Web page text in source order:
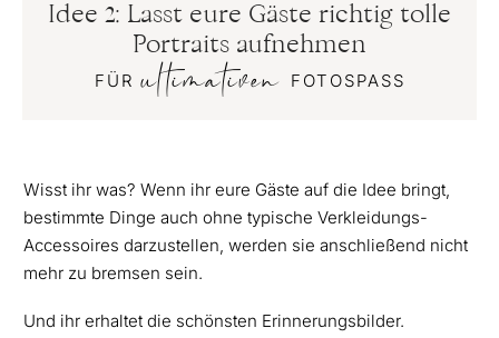
Idee 2: Lasst eure Gäste richtig tolle
Portraits aufnehmen
FÜRultimativen FOTOSPASS
Wisst ihr was? Wenn ihr eure Gäste auf die Idee bringt,
bestimmte Dinge auch ohne typische Verkleidungs-
Accessoires darzustellen, werden sie anschließend nicht
mehr zu bremsen sein.
Und ihr erhaltet die schönsten Erinnerungsbilder.